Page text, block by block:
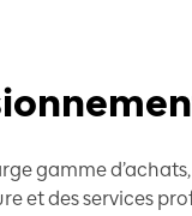
gamme
et des services